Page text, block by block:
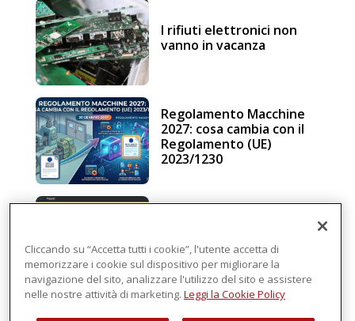
I rifiuti elettronici non
vanno in vacanza
Regolamento Macchine
2027: cosa cambia con il
Regolamento (UE)
2023/1230
intelligenza in cloud
Cliccando su “Accetta tutti i cookie”, l'utente accetta di
memorizzare i cookie sul dispositivo per migliorare la
navigazione del sito, analizzare l'utilizzo del sito e assistere
nelle nostre attività di marketing. Leggi la Cookie Policy